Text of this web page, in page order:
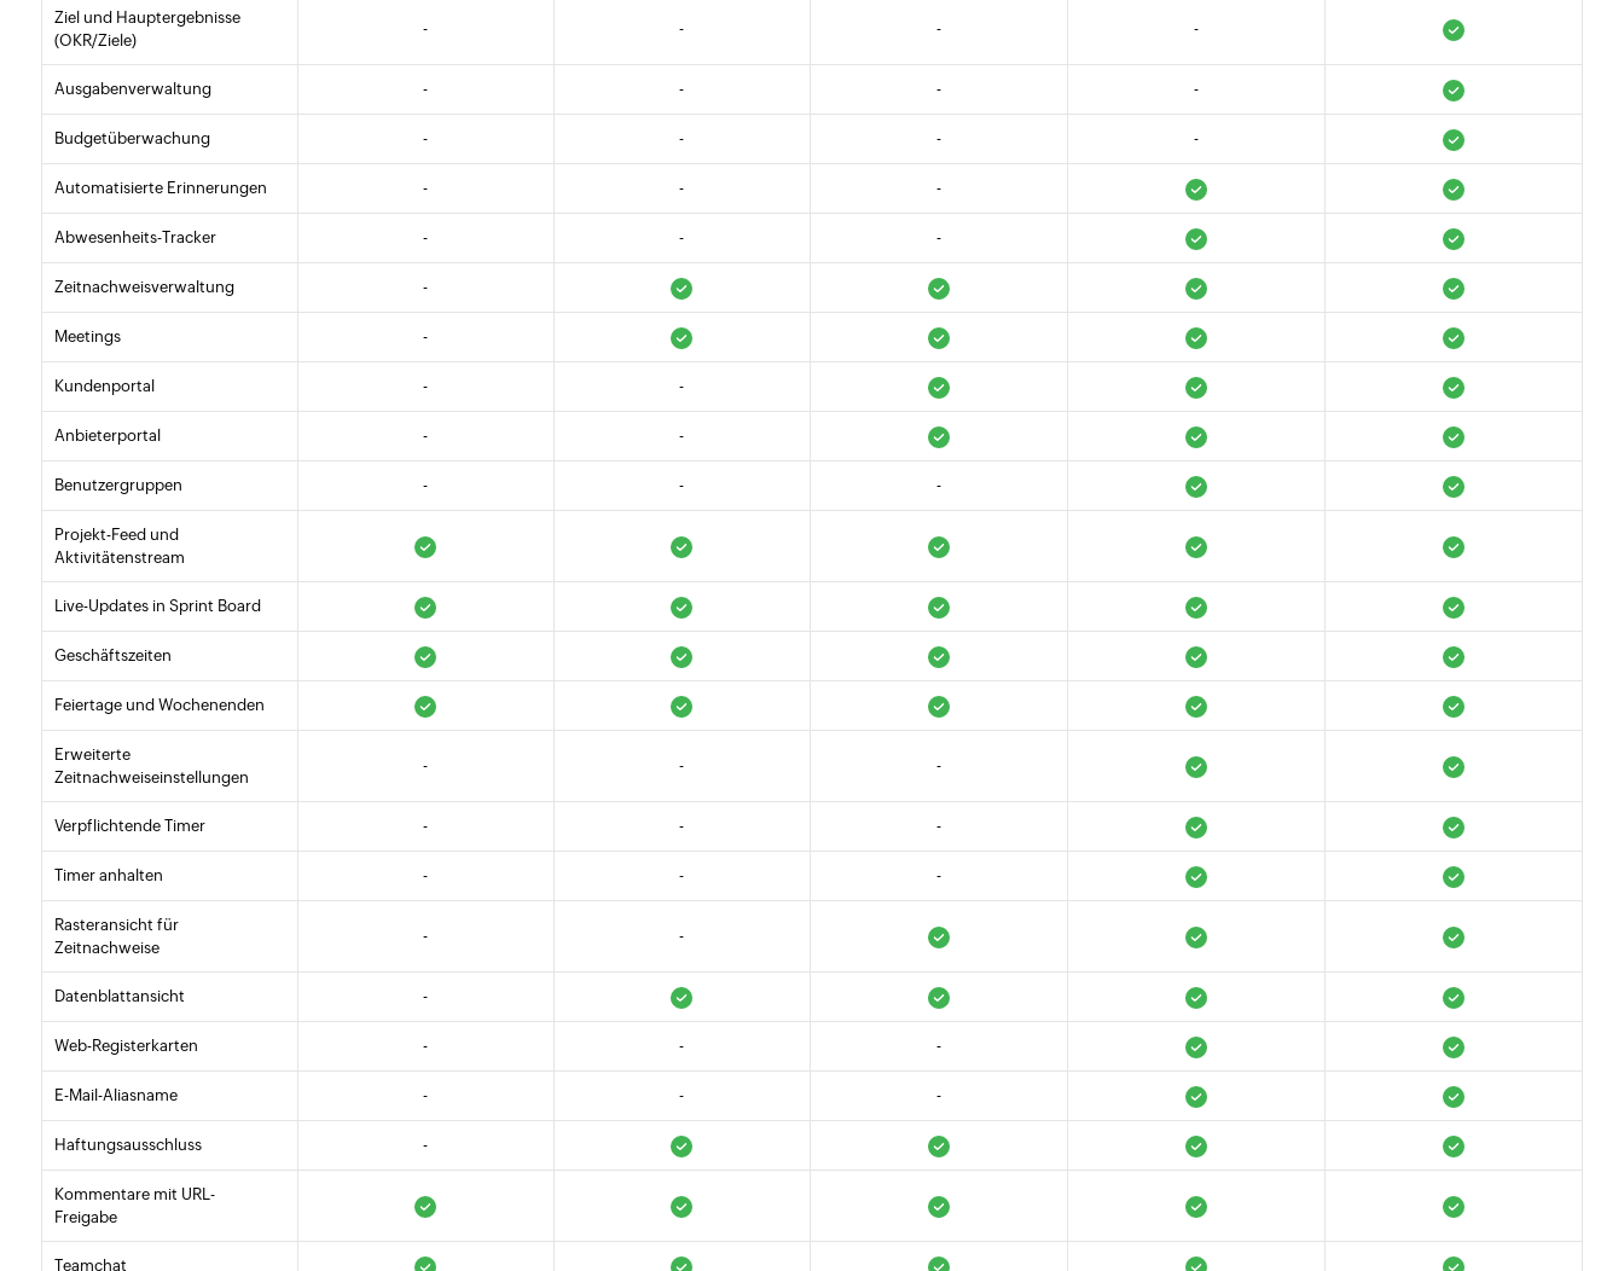
Ziel und Hauptergebnisse
(OKR/Ziele)
- - - -
Ausgabenverwaltung - - - -
Budgetüberwachung - - - -
Automatisierte Erinnerungen - - -
Abwesenheits-Tracker - - -
Zeitnachweisverwaltung -
Meetings -
Kundenportal - -
Anbieterportal - -
Benutzergruppen - - -
Projekt-Feed und
Aktivitätenstream
Live-Updates in Sprint Board
Geschäftszeiten
Feiertage und Wochenenden
Erweiterte
Zeitnachweiseinstellungen
- - -
Verpflichtende Timer - - -
Timer anhalten - - -
Rasteransicht für
Zeitnachweise
- -
Datenblattansicht -
Web-Registerkarten - - -
E-Mail-Aliasname - - -
Haftungsausschluss -
Kommentare mit URL-
Freigabe
Teamchat